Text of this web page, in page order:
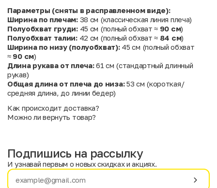
Параметры (сняты в расправленном виде):
Ширина по плечам:38 см (классическая линия плеча)
Полуобхват груди:45 см (полный обхват ≈ 90 см)
Полуобхват талии:42 см (полный обхват ≈ 84 см)
Ширина по низу (полуобхват):45 см (полный обхват
≈ 90 см)
Длина рукава от плеча:61 см (стандартный длинный
рукав)
Общая длина от плеча до низа:53 см (короткая/
средняя длина, до линии бедер)
Как происходит доставка?
Можно ли вернуть товар?
Имя
Подпишись на рассылку
И узнавай первым о новых скидках и акциях.